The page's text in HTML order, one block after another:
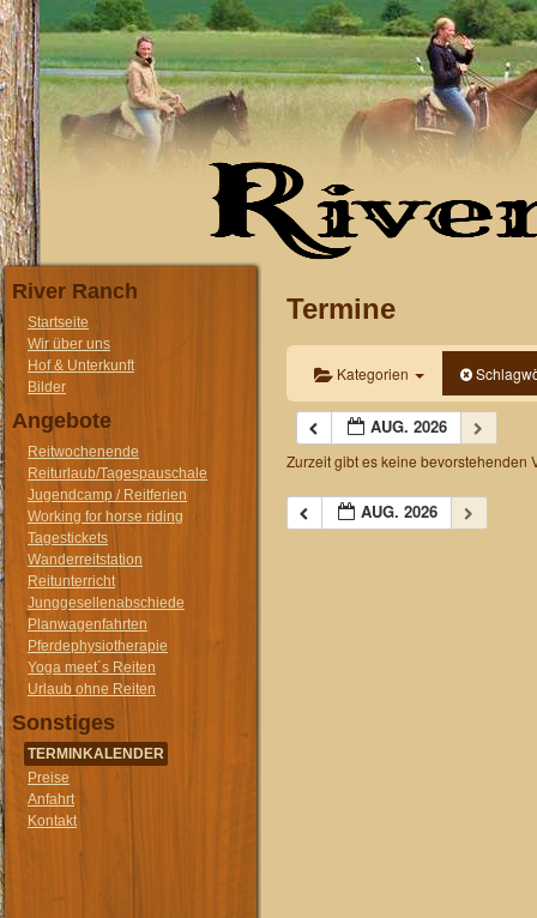
River Ranch
Startseite
Wir über uns
Hof & Unterkunft
Bilder
Angebote
Reitwochenende
Reiturlaub/Tagespauschale
Jugendcamp / Reitferien
Working for horse riding
Tagestickets
Wanderreitstation
Reitunterricht
Junggesellenabschiede
Planwagenfahrten
Pferdephysiotherapie
Yoga meet´s Reiten
Urlaub ohne Reiten
Sonstiges
TERMINKALENDER
Preise
Anfahrt
Kontakt
Termine
Kategorien
AUG. 2026
Zurzeit gibt es keine bevorstehenden
AUG. 2026